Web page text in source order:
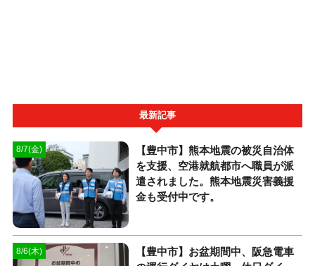
最新記事
8/7(金)
【豊中市】熊本地震の被災自治体
を支援、空港就航都市へ職員が派
遣されました。熊本地震災害義援
金も受付中です。
8/6(木)
【豊中市】お盆期間中、阪急電車